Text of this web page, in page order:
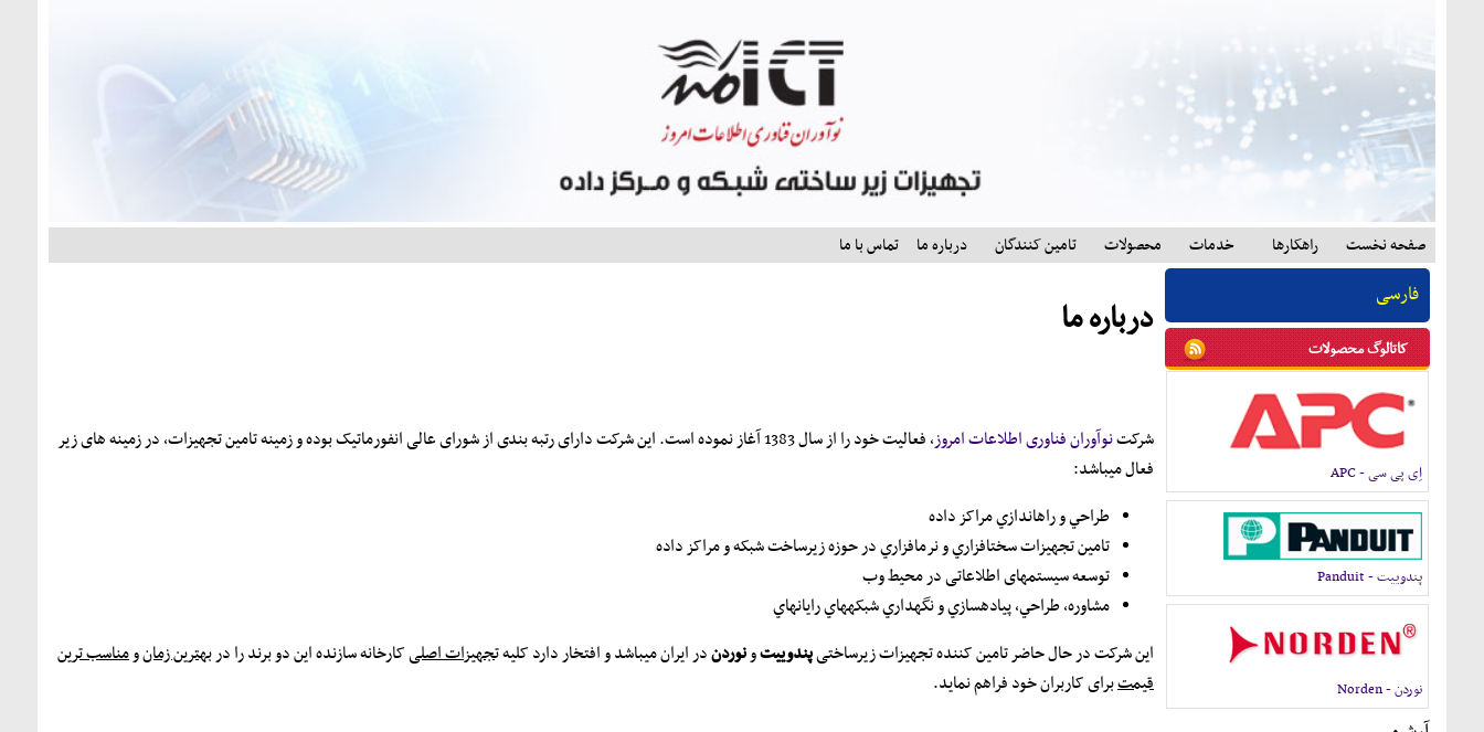
صفحه نخست راهکارها خدمات محصولات تامين کنندگان درباره ما تماس با ما
فارسی
کاتالوگ محصولات
اِی پی سی - APC
پندوييت - Panduit
نوردن - Norden
درباره ما
شرکتنوآوران فناوری اطلاعات امروز
، فعاليت خود را از سال 1383 آغاز نموده است. اين شرکت دارای رتبه بندی از شورای عالی انفورماتيک بوده و زمینه تامین تجهیزات، در زمينه های زير
فعال ميباشد:
طراحي و راه‎اندازي مراکز داده
تامين تجهيزات سخت‎افزاري و نرم‎افزاري در حوزه زيرساخت شبکه و مراکز داده
توسعه سيستمهای اطلاعاتی در محيط وب
مشاوره، طراحي، پياده‎سازي و نگهداري شبکه‎هاي رايانه‎اي
اين شرکت در حال حاضر تامين کننده تجهيزات زيرساختیپندوييتونوردندر ايران ميباشد و افتخار دارد کليه تجهيزات اصلیکارخانه سازنده اين دو برند را دربهترين زمانومناسب ترين
قيمتبرای کاربران خود فراهم نمايد.